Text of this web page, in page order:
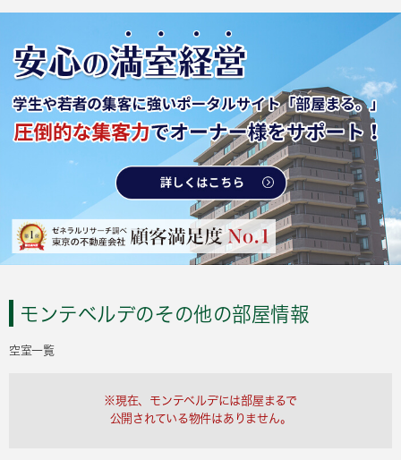
モンテベルデのその他の部屋情報
空室一覧
※現在、モンテベルデには部屋まるで
公開されている物件はありません。